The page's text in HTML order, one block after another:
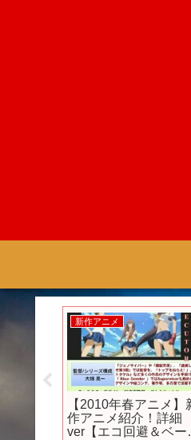
新作ゲーム
【怪獣8G】新作無料
プリ『怪獣８号 THE
GAME』を徹底解説！